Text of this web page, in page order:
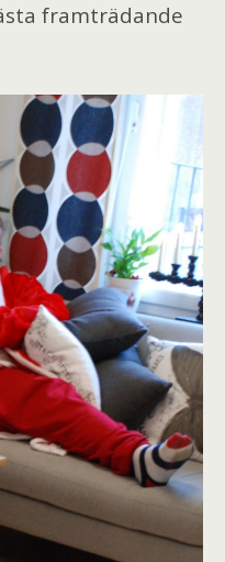
framträdande